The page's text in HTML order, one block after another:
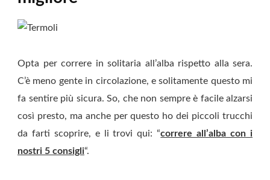
Opta per correre in solitaria all’alba rispetto alla sera.
C’è meno gente in circolazione, e solitamente questo mi
fa sentire più sicura. So, che non sempre è facile alzarsi
così presto, ma anche per questo ho dei piccoli trucchi
da farti scoprire, e li trovi qui: “correre all’alba con i
nostri 5 consigli“.